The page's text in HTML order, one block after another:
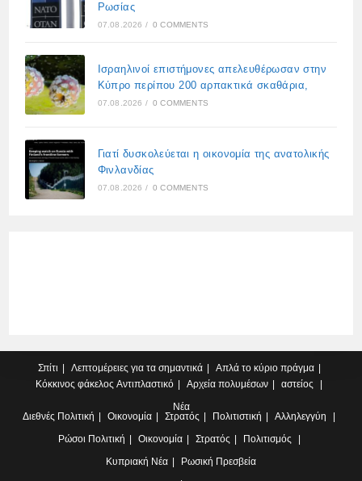
Ρωσίας
07.08.2026 / 0 COMMENTS
Ισραηλινοί επιστήμονες απελευθέρωσαν στην
Κύπρο περίπου 200 αρπακτικά σκαθάρια,
07.08.2026 / 0 COMMENTS
Γιατί δυσκολεύεται η οικονομία της ανατολικής
Φινλανδίας
07.08.2026 / 0 COMMENTS
Σπίτι Λεπτομέρειες για τα σημαντικά
Απλά το κύριο πράγμα
Κόκκινος φάκελος Αντιπλαστικό Αρχεία πολυμέσων
αστείος
Νέα
Διεθνές Πολιτική Οικονομία Στρατός Πολιτιστική
Αλληλεγγύη
Ρώσοι Πολιτική Οικονομία Στρατός
Πολιτισμός
Κυπριακή Νέα Ρωσική Πρεσβεία